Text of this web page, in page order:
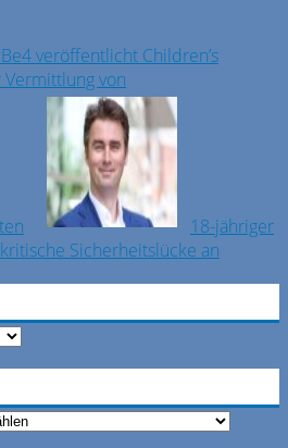
veröffentlicht Children’s
von
18-jähriger
Sicherheitslücke an